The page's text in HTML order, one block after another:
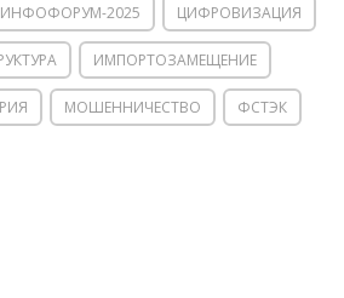
ИНФОФОРУМ-2025 ЦИФРОВИЗАЦИЯ
ИМПОРТОЗАМЕЩЕНИЕ
МОШЕННИЧЕСТВО ФСТЭК